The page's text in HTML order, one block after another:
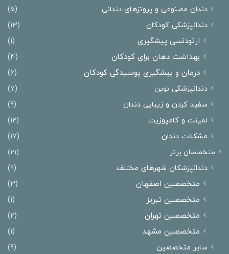
دندان مصنوعی و پروتزهای دندانی
(5)
دندانپزشکی کودکان
(13)
ارتودنسی پیشگیری
(1)
بهداشت دهان برای کودکان
(4)
درمان و پیشگیری پوسیدگی کودکان
(6)
دندانپزشکی نوین
(7)
سفید کردن و زیبایی دندان
(9)
لمینت و کامپوزیت
(12)
مشکلات دندان
(17)
متخصصان برتر (21)
دندانپزشکان شهرهای مختلف
(9)
متخصصین اصفهان
(3)
متخصصین تبریز
(1)
متخصصین تهران
(2)
متخصصین مشهد
(1)
سایر متخصصین
(9)